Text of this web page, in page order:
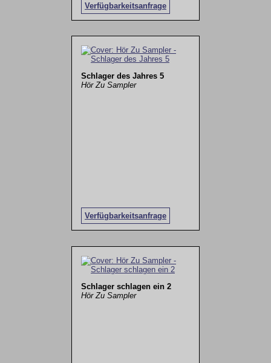
Verfügbarkeitsanfrage
Schlager des Jahres 5
Hör Zu Sampler
Verfügbarkeitsanfrage
Schlager schlagen ein 2
Hör Zu Sampler